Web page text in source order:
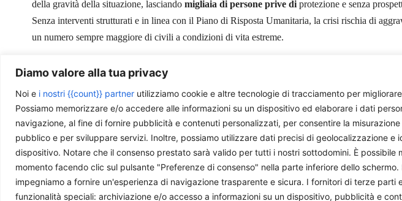
Diamo valore alla tua privacy
Noi e i nostri {{count}} partner utilizziamo cookie e altre tecnologie di tracciamento per
Possiamo memorizzare e/o accedere alle informazioni su un dispositivo ed elaborare i dati
navigazione, al fine di fornire pubblicità e contenuti personalizzati, per consentire la
pubblico e per sviluppare servizi. Inoltre, possiamo utilizzare dati precisi di geolocalizzazione e
dispositivo. Notare che il consenso prestato sarà valido per tutti i nostri sottodomini. È possibile
momento facendo clic sul pulsante "Preferenze di consenso" nella parte inferiore dello
impegniamo a fornire un'esperienza di navigazione trasparente e sicura. I fornitori di terze parti
funzionalità speciali: archiviazione e/o accesso a informazioni su un dispositivo, pubblicità e
della gravità della situazione, lasciando migliaia di persone prive di protezione e senza
Senza interventi strutturati e in linea con il Piano di Risposta Umanitaria, la crisi rischia di
un numero sempre maggiore di civili a condizioni di vita estreme.
M23 troops Bunagana 3 is licensed under
Ti piace quello che facciamo?